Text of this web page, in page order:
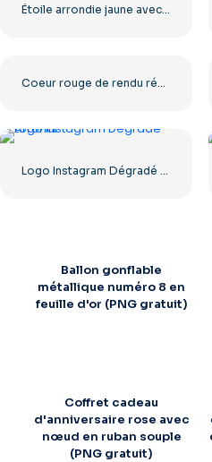
Ballon gonflable
métallique numéro 8 en
feuille d'or (PNG gratuit)
Coffret cadeau
d'anniversaire rose avec
nœud en ruban souple
(PNG gratuit)